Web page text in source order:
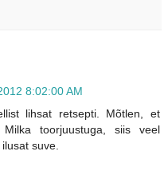
8:02:00 AM
lihsat retsepti. Mõtlen, et
toorjuustuga, siis veel
suve.